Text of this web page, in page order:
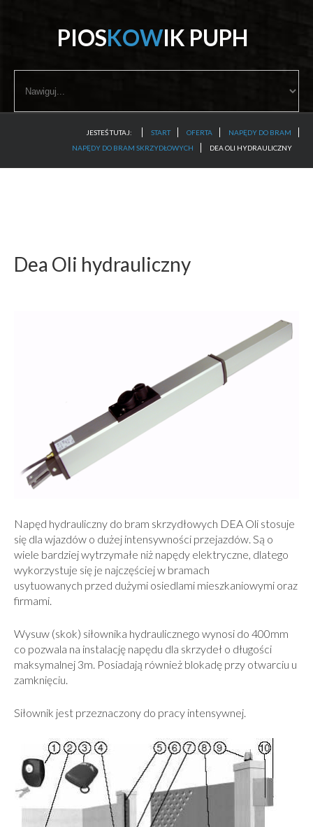
PIOSKOWIK PUPH
start
JESTEŚ TUTAJ: START OFERTA
NAPĘDY DO BRAM
NAPĘDY DO BRAM SKRZYDŁOWYCH
DEA OLI HYDRAULICZNY
Dea Oli hydrauliczny
Napęd hydrauliczny do bram skrzydłowych DEA Oli stosuje
się dla wjazdów o dużej intensywności przejazdów. Są o
wiele bardziej wytrzymałe niż napędy elektryczne, dlatego
wykorzystuje się je najczęściej w bramach
usytuowanych przed dużymi osiedlami mieszkaniowymi oraz
firmami.
Wysuw (skok) siłownika hydraulicznego wynosi do 400mm
co pozwala na instalację napędu dla skrzydeł o długości
maksymalnej 3m. Posiadają również blokadę przy otwarciu u
zamknięciu.
Siłownik jest przeznaczony do pracy intensywnej.